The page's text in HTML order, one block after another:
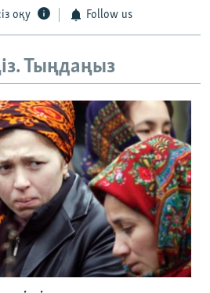
оқу Follow us
Тыңдаңыз